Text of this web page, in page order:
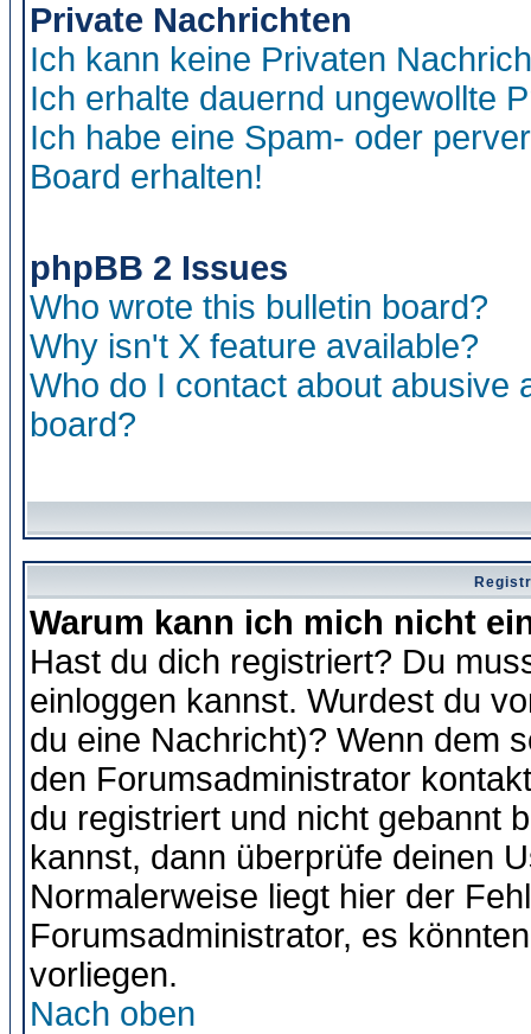
Private Nachrichten
Ich kann keine Privaten
Ich erhalte dauernd ungewollte
Ich habe eine Spam- oder
Board erhalten!
phpBB 2 Issues
Who wrote this bulletin board?
Why isn't X feature available?
Who do I contact about abusive
board?
Warum kann ich mich nicht
Hast du dich registriert? Du
einloggen kannst. Wurdest du
du eine Nachricht)? Wenn dem
den Forumsadministrator
du registriert und nicht gebannt
kannst, dann überprüfe deinen
Normalerweise liegt hier der
Forumsadministrator, es
vorliegen.
Nach oben